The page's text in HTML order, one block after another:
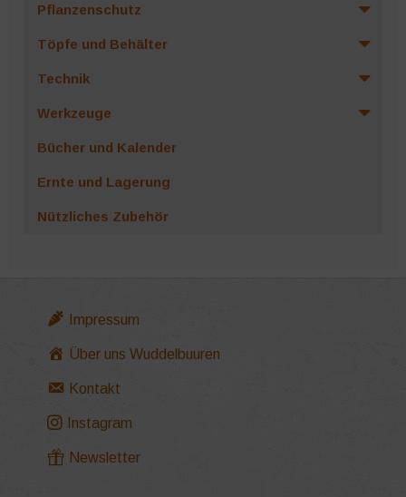
Pflanzenschutz
Töpfe und Behälter
Technik
Werkzeuge
Bücher und Kalender
Ernte und Lagerung
Nützliches Zubehör
Impressum
Über uns Wuddelbuuren
Kontakt
Instagram
Newsletter